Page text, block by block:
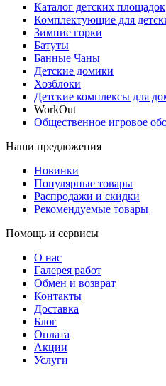
Каталог детских площадок
Комплектующие для
Зимние горки
Батуты
Банные Чаны
Детские домики
Хозблоки
Детские комплексы для
WorkOut
Общественное игровое
Наши предложения
Новинки
Популярные товары
Распродажи и скидки
Рекомендуемые товары
Помощь и сервисы
О нас
Галерея работ
Обмен и возврат
Контакты
Доставка
Блог
Оплата
Акции
Услуги